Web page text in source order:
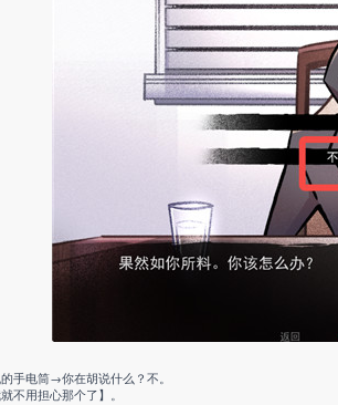
手电筒→你在胡说什么？不。
不用担心那个了】。